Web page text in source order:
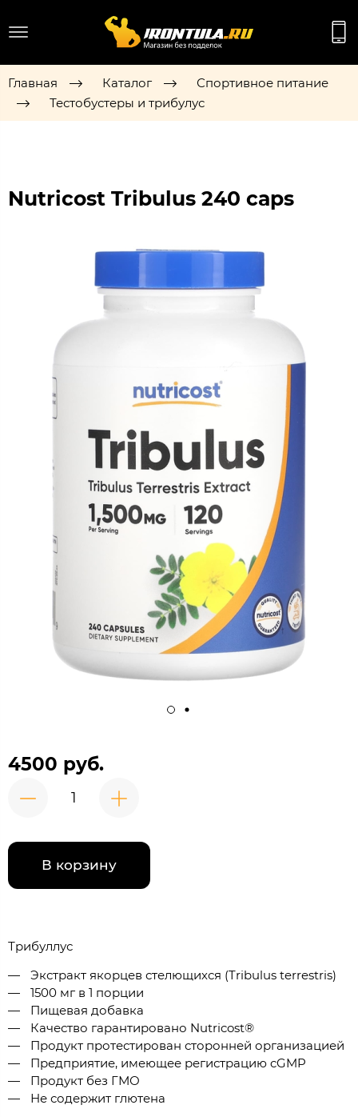
Главная Каталог
Спортивное питание
Тестобустеры и трибулус
Nutricost Tribulus 240 caps
4500 руб.
В корзину
Трибуллус
Экстракт якорцев стелющихся (Tribulus terrestris)
1500 мг в 1 порции
Пищевая добавка
Качество гарантировано Nutricost®
Продукт протестирован сторонней организацией
Предприятие, имеющее регистрацию cGMP
Продукт без ГМО
Не содержит глютена